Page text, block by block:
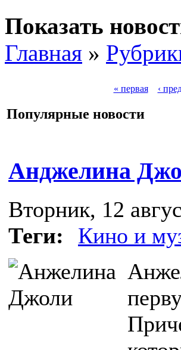
Показать
Главная »
« первая ‹
Популярные новости
Анджелина
Вторник, 12
Теги:
Кино и